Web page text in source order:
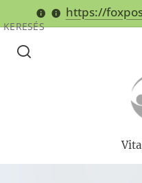
https://
KERESÉS